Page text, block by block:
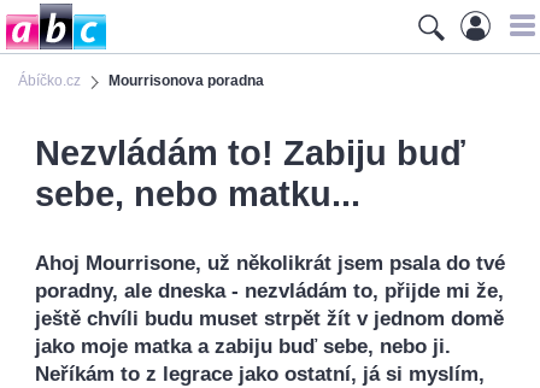
Ábíčko.cz Mourrisonova poradna
Nezvládám to! Zabiju buď
sebe, nebo matku...
Ahoj Mourrisone, už několikrát jsem psala do tvé
poradny, ale dneska - nezvládám to, přijde mi že,
ještě chvíli budu muset strpět žít v jednom domě
jako moje matka a zabiju buď sebe, nebo ji.
Neříkám to z legrace jako ostatní, já si myslím,